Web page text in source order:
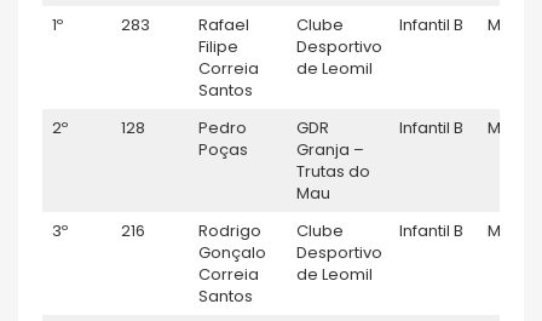
1º
283
Rafael
Filipe
Correia
Santos
Clube
Desportivo
de Leomil
Infantil B M
2º 128
Pedro
Poças
GDR
Granja –
Trutas do
Mau
Infantil B M
3º 216
Rodrigo
Gonçalo
Correia
Santos
Clube
Desportivo
de Leomil
Infantil B M